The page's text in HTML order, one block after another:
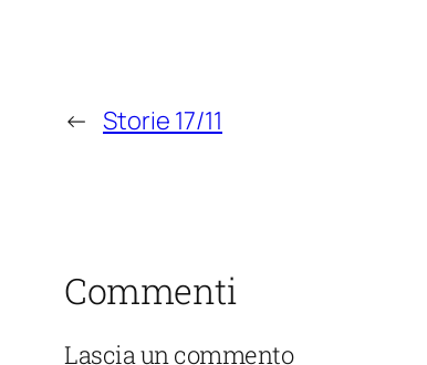
← Storie 17/11
Commenti
Lascia un commento